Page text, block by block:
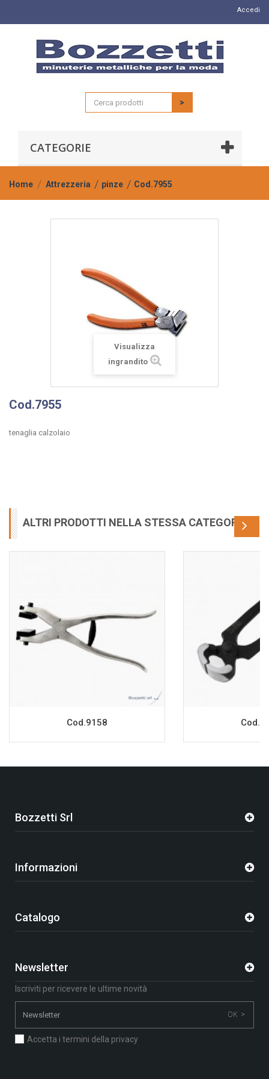
Accedi
>
CATEGORIE
Home Attrezzeria pinze Cod.7955
Visualizza
ingrandito
Cod.7955
tenaglia calzolaio
ALTRI PRODOTTI NELLA STESSA CATEGORIA
Cod.9158
Bozzetti Srl
Informazioni
Catalogo
Newsletter
Iscriviti per ricevere le ultime novità
OK >
Accetta i termini della privacy